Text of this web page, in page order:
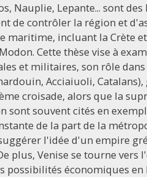
Nauplie, Lepante... sont
de contrôler la région et
maritime, incluant la Crète
Cette thèse vise à
et militaires, son rôle
Acciaiuoli,
croisade, alors que la
sont souvent cités en
de la part de la
l'idée d'un empire
plus, Venise se tourne vers
économiques en